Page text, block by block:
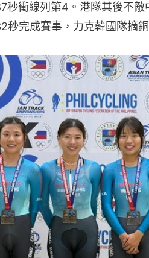
秒衝線列第4。港隊其後不敵
秒完成賽事，力克韓國隊摘銅